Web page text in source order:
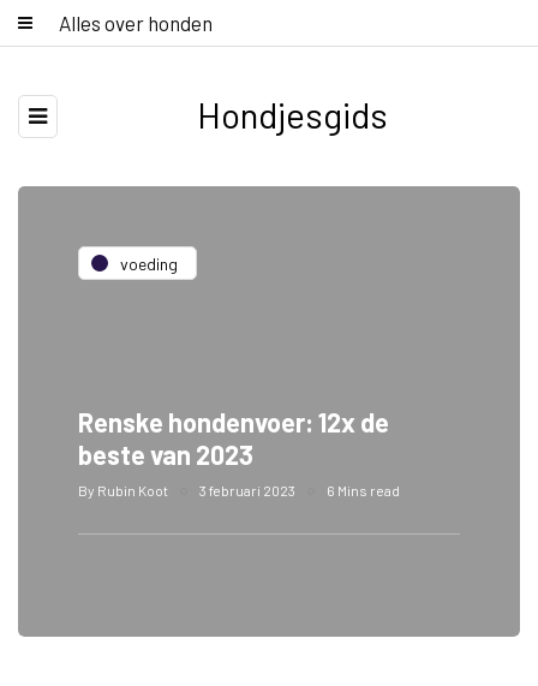
Alles over honden
Hondjesgids
voeding
Renske hondenvoer: 12x de
beste van 2023
By Rubin Koot 3 februari 2023 6 Mins read